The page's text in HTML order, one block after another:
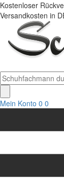
Kostenloser
Versandkosten in
Mein Konto 0 0